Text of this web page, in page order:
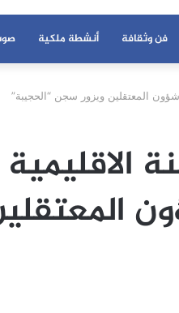
فن وثقافة أنشطة ملكية
المعتقلين ويزور سجن “الحجيبة”
الاقليمية